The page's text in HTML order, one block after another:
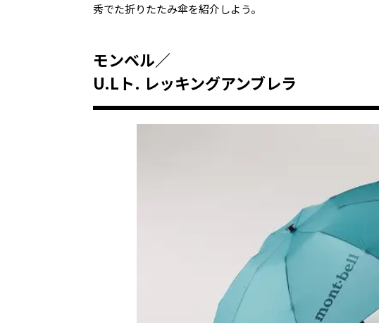
秀でた折りたたみ傘を紹介しよう。
モンベル／
U.Lト. レッキングアンブレラ